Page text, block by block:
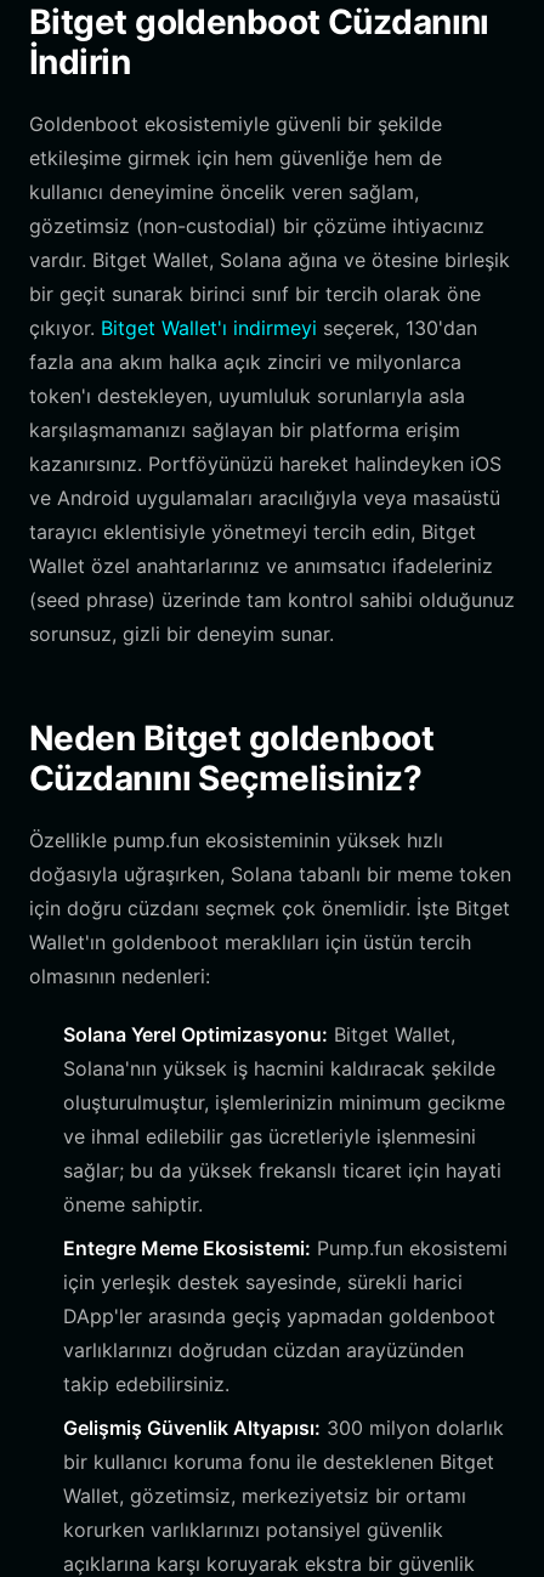
Bitget goldenboot Cüzdanını
İndirin
Goldenboot ekosistemiyle güvenli bir şekilde
etkileşime girmek için hem güvenliğe hem de
kullanıcı deneyimine öncelik veren sağlam,
gözetimsiz (non-custodial) bir çözüme ihtiyacınız
vardır. Bitget Wallet, Solana ağına ve ötesine birleşik
bir geçit sunarak birinci sınıf bir tercih olarak öne
çıkıyor. Bitget Wallet'ı indirmeyi seçerek, 130'dan
fazla ana akım halka açık zinciri ve milyonlarca
token'ı destekleyen, uyumluluk sorunlarıyla asla
karşılaşmamanızı sağlayan bir platforma erişim
kazanırsınız. Portföyünüzü hareket halindeyken iOS
ve Android uygulamaları aracılığıyla veya masaüstü
tarayıcı eklentisiyle yönetmeyi tercih edin, Bitget
Wallet özel anahtarlarınız ve anımsatıcı ifadeleriniz
(seed phrase) üzerinde tam kontrol sahibi olduğunuz
sorunsuz, gizli bir deneyim sunar.
Neden Bitget goldenboot
Cüzdanını Seçmelisiniz?
Özellikle pump.fun ekosisteminin yüksek hızlı
doğasıyla uğraşırken, Solana tabanlı bir meme token
için doğru cüzdanı seçmek çok önemlidir. İşte Bitget
Wallet'ın goldenboot meraklıları için üstün tercih
olmasının nedenleri:
Solana Yerel Optimizasyonu: Bitget Wallet,
Solana'nın yüksek iş hacmini kaldıracak şekilde
oluşturulmuştur, işlemlerinizin minimum gecikme
ve ihmal edilebilir gas ücretleriyle işlenmesini
sağlar; bu da yüksek frekanslı ticaret için hayati
öneme sahiptir.
Entegre Meme Ekosistemi: Pump.fun ekosistemi
için yerleşik destek sayesinde, sürekli harici
DApp'ler arasında geçiş yapmadan goldenboot
varlıklarınızı doğrudan cüzdan arayüzünden
takip edebilirsiniz.
Gelişmiş Güvenlik Altyapısı: 300 milyon dolarlık
bir kullanıcı koruma fonu ile desteklenen Bitget
Wallet, gözetimsiz, merkeziyetsiz bir ortamı
korurken varlıklarınızı potansiyel güvenlik
açıklarına karşı koruyarak ekstra bir güvenlik